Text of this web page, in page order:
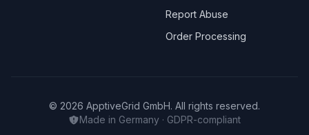
Report Abuse
Order Processing
© 2026 ApptiveGrid GmbH. All rights reserved.
Made in Germany · GDPR-compliant